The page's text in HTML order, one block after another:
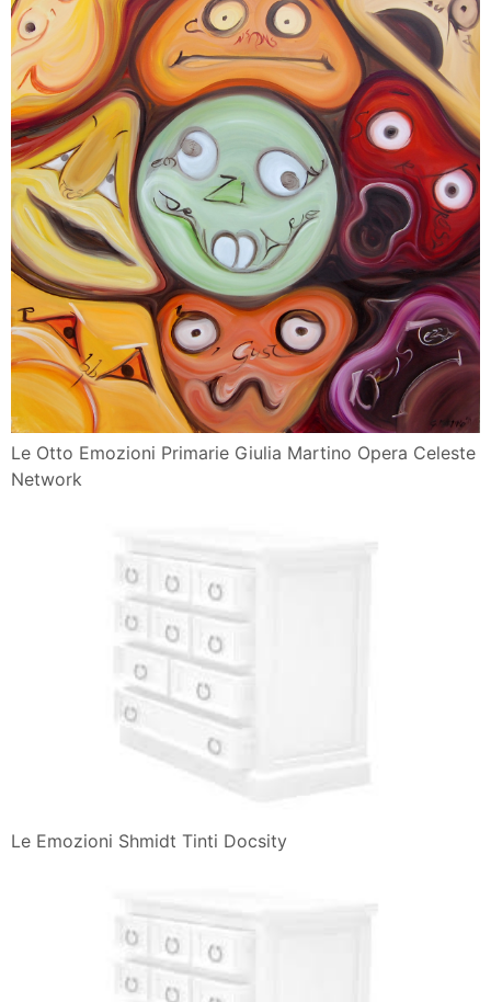
Le Otto Emozioni Primarie Giulia Martino Opera Celeste
Network
Le Emozioni Shmidt Tinti Docsity